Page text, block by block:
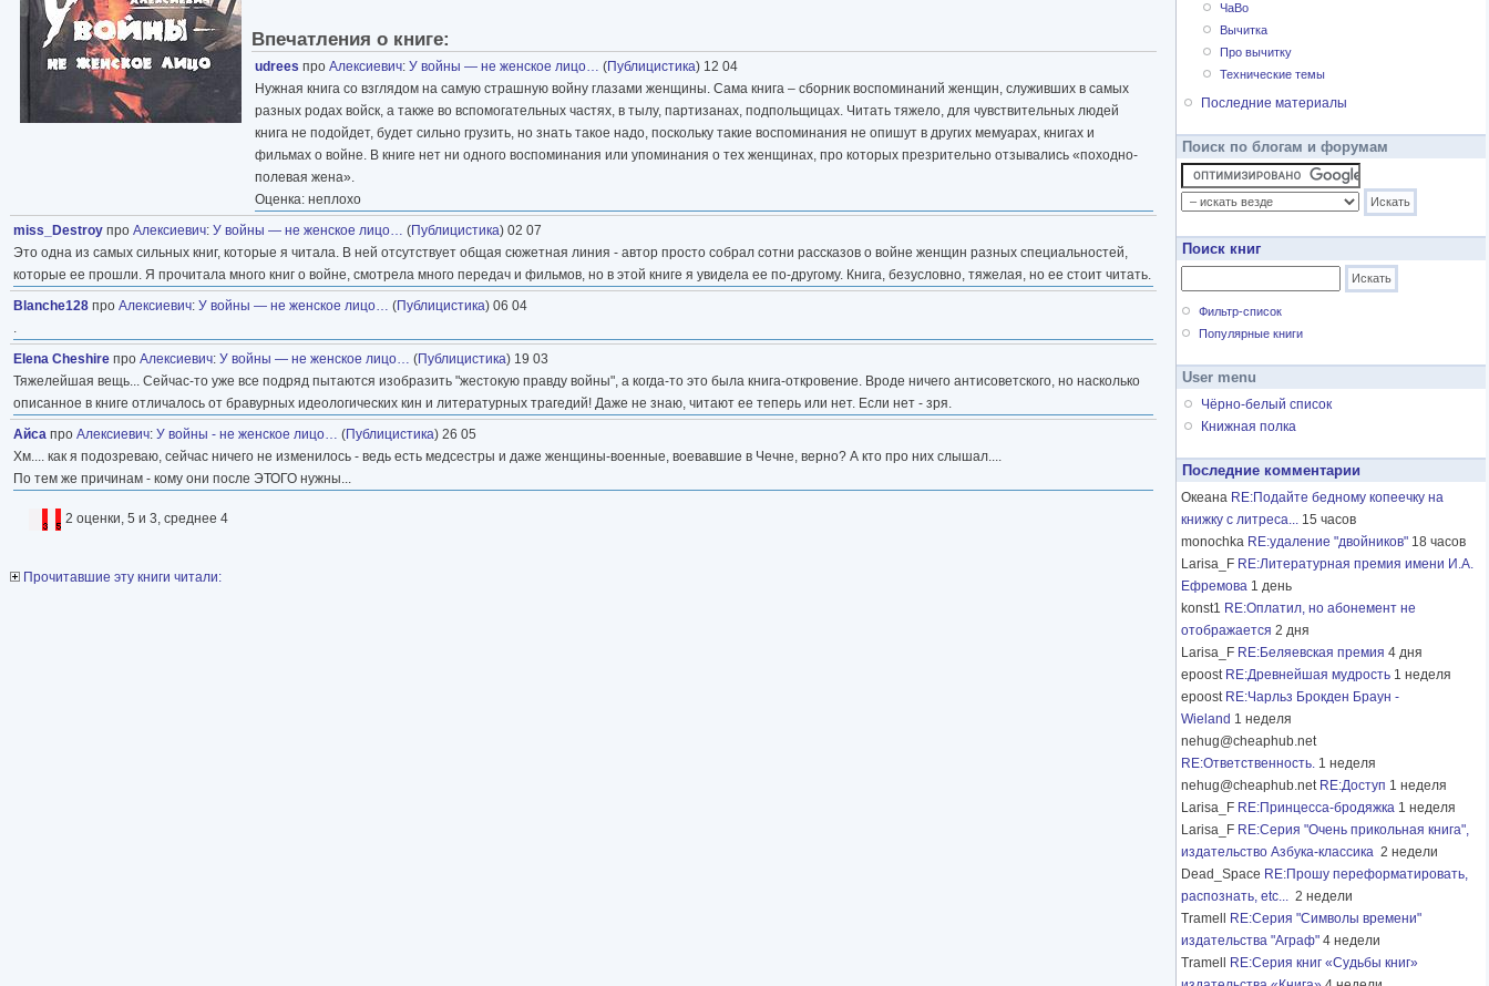
Впечатления о книге:
udrees про Алексиевич: У войны — не женское лицо… (Публицистика) 12 04
Нужная книга со взглядом на самую страшную войну глазами женщины. Сама книга – сборник воспоминаний женщин, служивших в самых
разных родах войск, а также во вспомогательных частях, в тылу, партизанах, подпольщицах. Читать тяжело, для чувствительных людей
книга не подойдет, будет сильно грузить, но знать такое надо, поскольку такие воспоминания не опишут в других мемуарах, книгах и
фильмах о войне. В книге нет ни одного воспоминания или упоминания о тех женщинах, про которых презрительно отзывались «походно-
полевая жена».
Оценка: неплохо
miss_Destroy про Алексиевич: У войны — не женское лицо… (Публицистика) 02 07
Это одна из самых сильных книг, которые я читала. В ней отсутствует общая сюжетная линия - автор просто собрал сотни рассказов о войне женщин разных специальностей,
которые ее прошли. Я прочитала много книг о войне, смотрела много передач и фильмов, но в этой книге я увидела ее по-другому. Книга, безусловно, тяжелая, но ее стоит читать.
Blanche128 про Алексиевич: У войны — не женское лицо… (Публицистика) 06 04
.
Elena Cheshire про Алексиевич: У войны — не женское лицо… (Публицистика) 19 03
Тяжелейшая вещь... Сейчас-то уже все подряд пытаются изобразить "жестокую правду войны", а когда-то это была книга-откровение. Вроде ничего антисоветского, но насколько
описанное в книге отличалось от бравурных идеологических кин и литературных трагедий! Даже не знаю, читают ее теперь или нет. Если нет - зря.
Айса про Алексиевич: У войны - не женское лицо… (Публицистика) 26 05
Хм.... как я подозреваю, сейчас ничего не изменилось - ведь есть медсестры и даже женщины-военные, воевавшие в Чечне, верно? А кто про них слышал....
По тем же причинам - кому они после ЭТОГО нужны...
2 оценки, 5 и 3, среднее 4
Прочитавшие эту книги читали:
ЧаВо
Вычитка
Про вычитку
Технические темы
Последние материалы
Поиск по блогам и форумам
Поиск книг
Фильтр-список
Популярные книги
User menu
Чёрно-белый список
Книжная полка
Последние комментарии
Океана RE:Подайте бедному копеечку на
книжку с литреса... 15 часов
monochka RE:удаление "двойников" 18 часов
Larisa_F RE:Литературная премия имени И.А.
Ефремова 1 день
konst1 RE:Оплатил, но абонемент не
отображается 2 дня
Larisa_F RE:Беляевская премия 4 дня
epoost RE:Древнейшая мудрость 1 неделя
epoost RE:Чарльз Брокден Браун -
Wieland 1 неделя
nehug@cheaphub.net
RE:Ответственность. 1 неделя
nehug@cheaphub.net RE:Доступ 1 неделя
Larisa_F RE:Принцесса-бродяжка 1 неделя
Larisa_F RE:Серия "Очень прикольная книга",
издательство Азбука-классика 2 недели
Dead_Space RE:Прошу переформатировать,
распознать, etc... 2 недели
Tramell
RE:Серия "Символы времени"
издательства "Аграф" 4 недели
Tramell
RE:Серия книг «Судьбы книг»